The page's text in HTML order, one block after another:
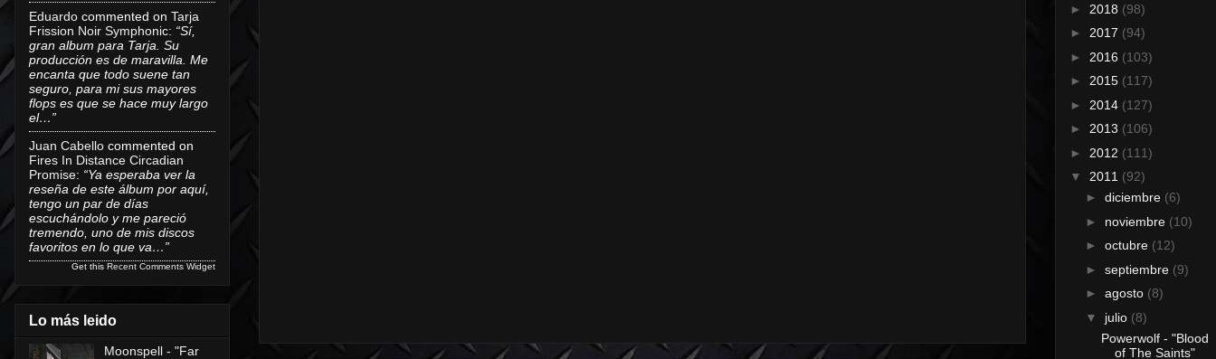
Eduardo commented on Tarja
Frission Noir Symphonic: “Sí,
gran album para Tarja. Su
producción es de maravilla. Me
encanta que todo suene tan
seguro, para mi sus mayores
flops es que se hace muy largo
el…”
Juan Cabello commented on
Fires In Distance Circadian
Promise: “Ya esperaba ver la
reseña de este álbum por aquí,
tengo un par de días
escuchándolo y me pareció
tremendo, uno de mis discos
favoritos en lo que va…”
Get this Recent Comments Widget
Lo más leido
Moonspell - "Far
► 2018 (98)
► 2017 (94)
► 2016 (103)
► 2015 (117)
► 2014 (127)
► 2013 (106)
► 2012 (111)
▼ 2011 (92)
► diciembre (6)
► noviembre (10)
► octubre (12)
► septiembre (9)
► agosto (8)
▼ julio (8)
Powerwolf - "Blood
of The Saints"